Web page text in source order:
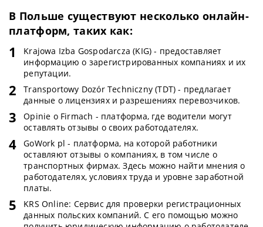
В Польше существуют несколько онлайн-
платформ, таких как:
Krajowa Izba Gospodarcza (KIG) - предоставляет
информацию о зарегистрированных компаниях и их
репутации.
Transportowy Dozór Techniczny (TDT) - предлагает
данные о лицензиях и разрешениях перевозчиков.
Opinie o Firmach - платформа, где водители могут
оставлять отзывы о своих работодателях.
GoWork pl - платформа, на которой работники
оставляют отзывы о компаниях, в том числе о
транспортных фирмах. Здесь можно найти мнения о
работодателях, условиях труда и уровне заработной
платы.
KRS Online: Сервис для проверки регистрационных
данных польских компаний. С его помощью можно